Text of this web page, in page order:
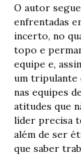
O autor
enfrentadas
incerto, no
topo e
equipe e,
um tripulante
nas equipes
atitudes que
líder precisa
além de ser
que saber